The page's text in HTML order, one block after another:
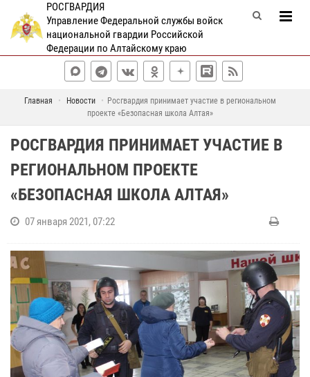
РОСГВАРДИЯ
Управление Федеральной службы войск
национальной гвардии Российской
Федерации по Алтайскому краю
Главная Новости
Росгвардия принимает участие в региональном
проекте «Безопасная школа Алтая»
РОСГВАРДИЯ ПРИНИМАЕТ УЧАСТИЕ В
РЕГИОНАЛЬНОМ ПРОЕКТЕ
«БЕЗОПАСНАЯ ШКОЛА АЛТАЯ»
07 января 2021, 07:22